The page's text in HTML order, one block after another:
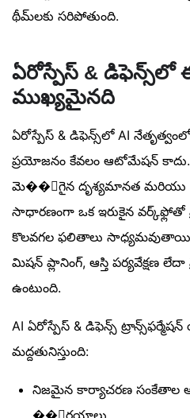
థీమ్‌లకు సరిపోతుంది.
ఏరోస్పేస్ & డిఫెన్స్‌లో
ముఖ్యమైనది
ఏరోస్పేస్ & డిఫెన్స్‌లో AI
ప్రయోజనం కేవలం ఆటోమేషన్
మె��ుగైన దృశ్యమానత మరియు
సాధారణంగా ఒక ఇరుకైన
కొలవగల ఫలితాలు సాధ్యమవుతాయి.
మిషన్ ప్లానింగ్, ఆస్తి పర్యవేక్షణ
ఉంటుంది.
AI ఏరోస్పేస్ & డిఫెన్స్
మద్దతునిస్తుంది:
నిజమైన కార్యాచరణ సంకేతాల
��ిర్ణయాలు